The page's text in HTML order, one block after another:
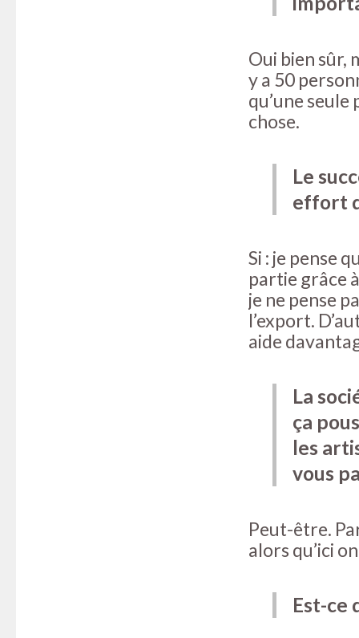
Oui bien sûr,
y a 50
qu’une
chose.
Le
effort
Si : je pense
partie grâce
je ne pense
l’export.
aide
La
ça
les
vous
Peut-être.
alors qu’ici
Est-ce